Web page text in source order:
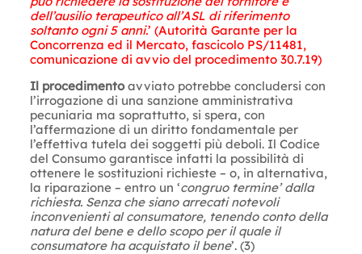
dell’ausilio terapeutico all’ASL di riferimento
soltanto ogni 5 anni.’ (Autorità Garante per la
Concorrenza ed il Mercato, fascicolo PS/11481,
comunicazione di avvio del procedimento 30.7.19)
Il procedimentoavviato potrebbe concludersi con
l’irrogazione di una sanzione amministrativa
pecuniaria ma soprattutto, si spera, con
l’affermazione di un diritto fondamentale per
l’effettiva tutela dei soggetti più deboli. Il Codice
del Consumo garantisce infatti la possibilità di
ottenere le sostituzioni richieste – o, in alternativa,
la riparazione – entro un ‘congruo termine’ dalla
richiesta. Senza che siano arrecati notevoli
inconvenienti al consumatore, tenendo conto della
natura del bene e dello scopo per il quale il
consumatore ha acquistato il bene’. (3)